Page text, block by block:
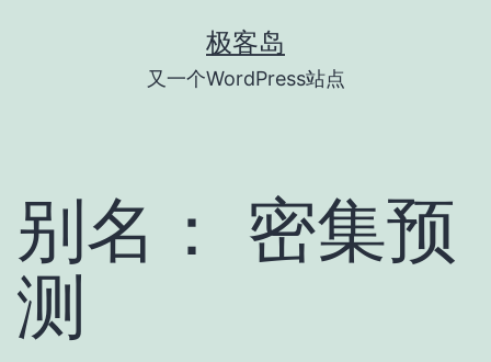
极客岛
又一个WordPress站点
别名： 密集预
测